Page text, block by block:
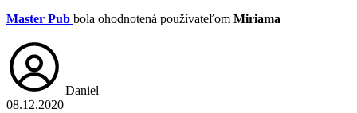
Master Pub bola ohodnotená používateľom Miriama
Daniel
08.12.2020